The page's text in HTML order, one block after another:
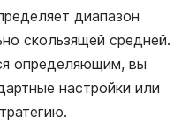
диапазон
скользящей средней.
определяющим, вы
настройки или